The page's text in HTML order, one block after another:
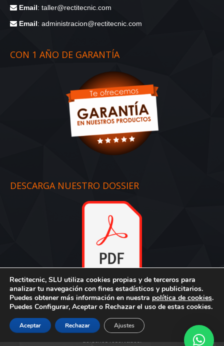
Email: taller@rectitecnic.com
Email: administracion@rectitecnic.com
CON 1 AÑO DE GARANTÍA
DESCARGA NUESTRO DOSSIER
Dossier:Descargar aquí
Creado por Tandem Marketing Digital© Rectitecnic, S.L. - Todos los
Rectitecnic, SLU utiliza cookies propias y de terceros para
analizar tu navegación con fines estadísticos y publicitarios.
Puedes obtener más información en nuestra política de cookies.
Puedes Configurar, Aceptar o Rechazar el uso de estas cookies.
Aceptar Rechazar Ajustes